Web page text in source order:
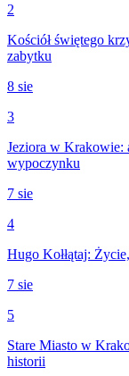
2
Kościół świętego
zabytku
8 sie
3
Jeziora w Krakowie:
wypoczynku
7 sie
4
Hugo Kołłątaj:
7 sie
5
Stare Miasto w
historii